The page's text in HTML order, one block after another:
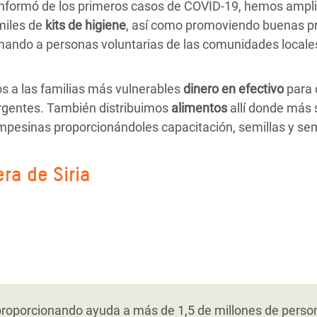
de los primeros casos de COVID-19, hemos
de kits de higiene, así como promoviendo buenas
a personas voluntarias de las comunidades
a las familias más vulnerablesdinero en efectivopara
También distribuimos alimentos allí donde más
proporcionándoles capacitación, semillas y
de Siria
de la crisis de Siria, hemos ampliado nuestra
el saneamiento, incluida la gestión de desechos
empresas. En marzo de 2020 comenzamos a
comunidades para sensibilizar en torno a la
nuestro trabajo para promover soluciones más
un innovador proyecto de reciclaje con el objetivo de
de refugiados de Za’atari. También creamos
y el liderazgo de las mujeres a través de iniciativas
ayuda a más de 1,5 de millones de